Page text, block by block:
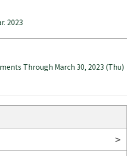
2023
Through March 30, 2023 (Thu)